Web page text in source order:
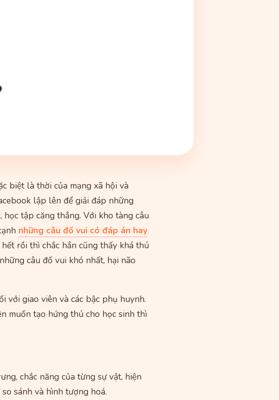
biệt là thời của mạng xã hội và
lập lên để giải đáp những
tập căng thẳng. Với kho tàng câu
những câu đố vui có đáp án hay
rồi thì chắc hẳn cũng thấy khá thú
câu đố vui khó nhất, hại não
với giao viên và các bậc phụ huynh.
muốn tạo hứng thú cho học sinh thì
chắc năng của từng sự vật, hiện
sánh và hình tượng hoá.